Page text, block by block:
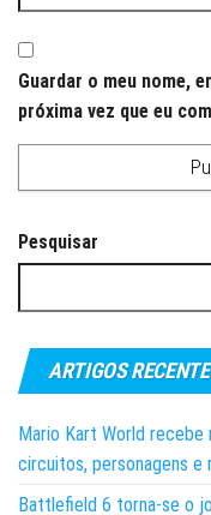
Guardar o meu nome,
próxima vez que eu
Pesquisar
ARTIGOS
Mario Kart World recebe
circuitos, personagens e
Battlefield 6 torna-se o